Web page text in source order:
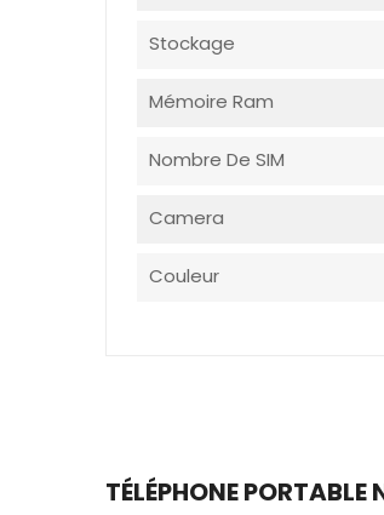
Stockage
Mémoire Ram
Nombre De SIM
Camera
Couleur
TÉLÉPHONE